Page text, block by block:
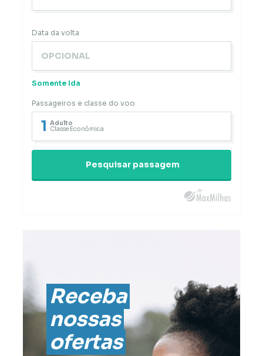
Data da volta
Somente Ida
Passageiros e classe do voo
1 Adulto
Classe Econômica
Pesquisar passagem
Receba
nossas
ofertas